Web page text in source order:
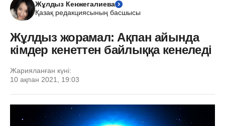
Жұлдыз Кенжегалиева
Қазақ редакциясының басшысы
Жұлдыз жорамал: Ақпан айында
кімдер кенеттен байлыққа кенеледі
Жарияланған күні:
10 ақпан 2021, 19:03